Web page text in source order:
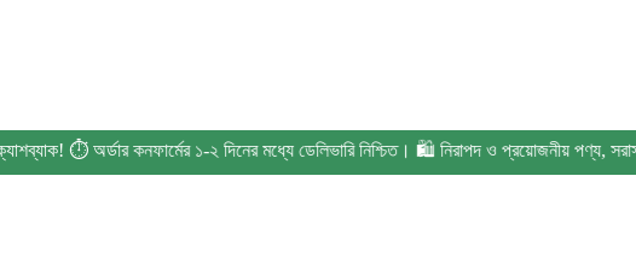
⏱️ অর্ডার কনফার্মের ১-২ দিনের মধ্যে ডেলিভারি নিশ্চিত। 🛍️ নিরাপদ ও প্রয়োজনীয় পণ্য,